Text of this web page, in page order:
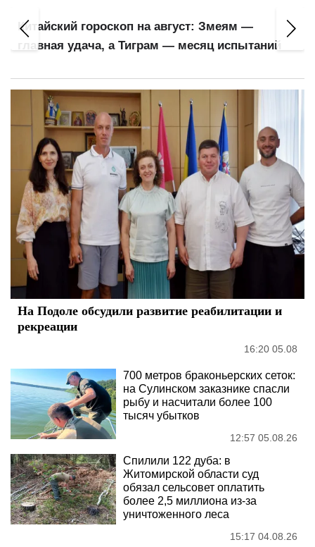
Китайский гороскоп на август: Змеям —
главная удача, а Тиграм — месяц испытаний
На Подоле обсудили развитие реабилитации и
рекреации
16:20 05.08
700 метров браконьерских сеток:
на Сулинском заказнике спасли
рыбу и насчитали более 100
тысяч убытков
12:57 05.08.26
Спилили 122 дуба: в
Житомирской области суд
обязал сельсовет оплатить
более 2,5 миллиона из-за
уничтоженного леса
15:17 04.08.26